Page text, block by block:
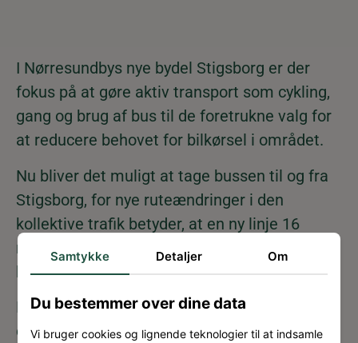
I Nørresundbys nye bydel Stigsborg er der
fokus på at gøre aktiv transport som cykling,
gang og brug af bus til de foretrukne valg for
at reducere behovet for bilkørsel i området.
Nu bliver det muligt at tage bussen til og fra
Stigsborg, for nye ruteændringer i den
kollektive trafik betyder, at en ny linje 16
mellem Løvenborgparken og City Syd
kommer til at gå gennem Stigsborg.
De nye ruteændringer træder i kraft søndag
den 11. august, og busstoppestedet får en
Samtykke Detaljer Om
Du bestemmer over dine data
Vi bruger cookies og lignende teknologier til at indsamle